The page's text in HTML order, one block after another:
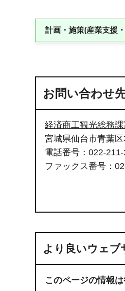
計画・施策(産業支援
お問い合わせ
経済商工観光総務
宮城県仙台市青葉
電話番号：022-
ファックス番号：
より良いウェ
このページの情報